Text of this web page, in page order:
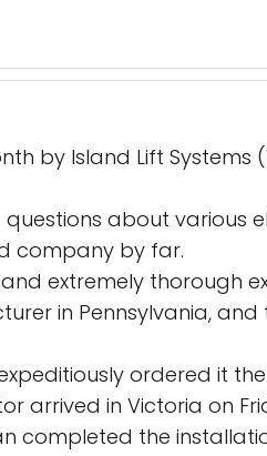
by Island Lift Systems
about various
company by far.
extremely thorough
in Pennsylvania,
ordered it
arrived in Victoria on
completed the